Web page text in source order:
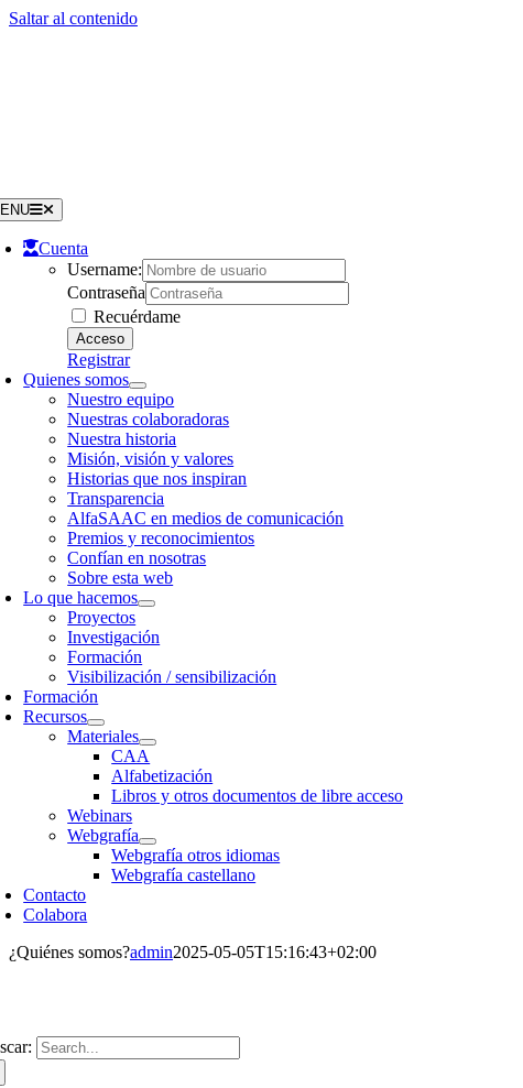
Saltar al contenido
Cuenta
Username:
Contraseña
Recuérdame
Registrar
Quienes somos
Nuestro equipo
Nuestras colaboradoras
Nuestra historia
Misión, visión y valores
Historias que nos inspiran
Transparencia
AlfaSAAC en medios de comunicación
Premios y reconocimientos
Confían en nosotras
Sobre esta web
Lo que hacemos
Proyectos
Investigación
Formación
Visibilización / sensibilización
Formación
Recursos
Materiales
CAA
Alfabetización
Libros y otros documentos de libre acceso
Webinars
Webgrafía
Webgrafía otros idiomas
Webgrafía castellano
Contacto
Colabora
¿Quiénes somos?admin2025-05-05T15:16:43+02:00